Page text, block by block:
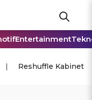
Entertainment
Reshuffle Kabinet